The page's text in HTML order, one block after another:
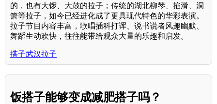
的，也有大锣、大鼓的拉子；传统的湖北柳琴、掐滑、洞
箫等拉子，如今已经进化成了更具现代特色的华彩表演。
拉子节目内容丰富，歌唱插科打诨、说书说者风趣幽默、
舞蹈生动欢快，往往能带给观众大量的乐趣和启发。
搭子武汉拉子
饭搭子能够变成减肥搭子吗？